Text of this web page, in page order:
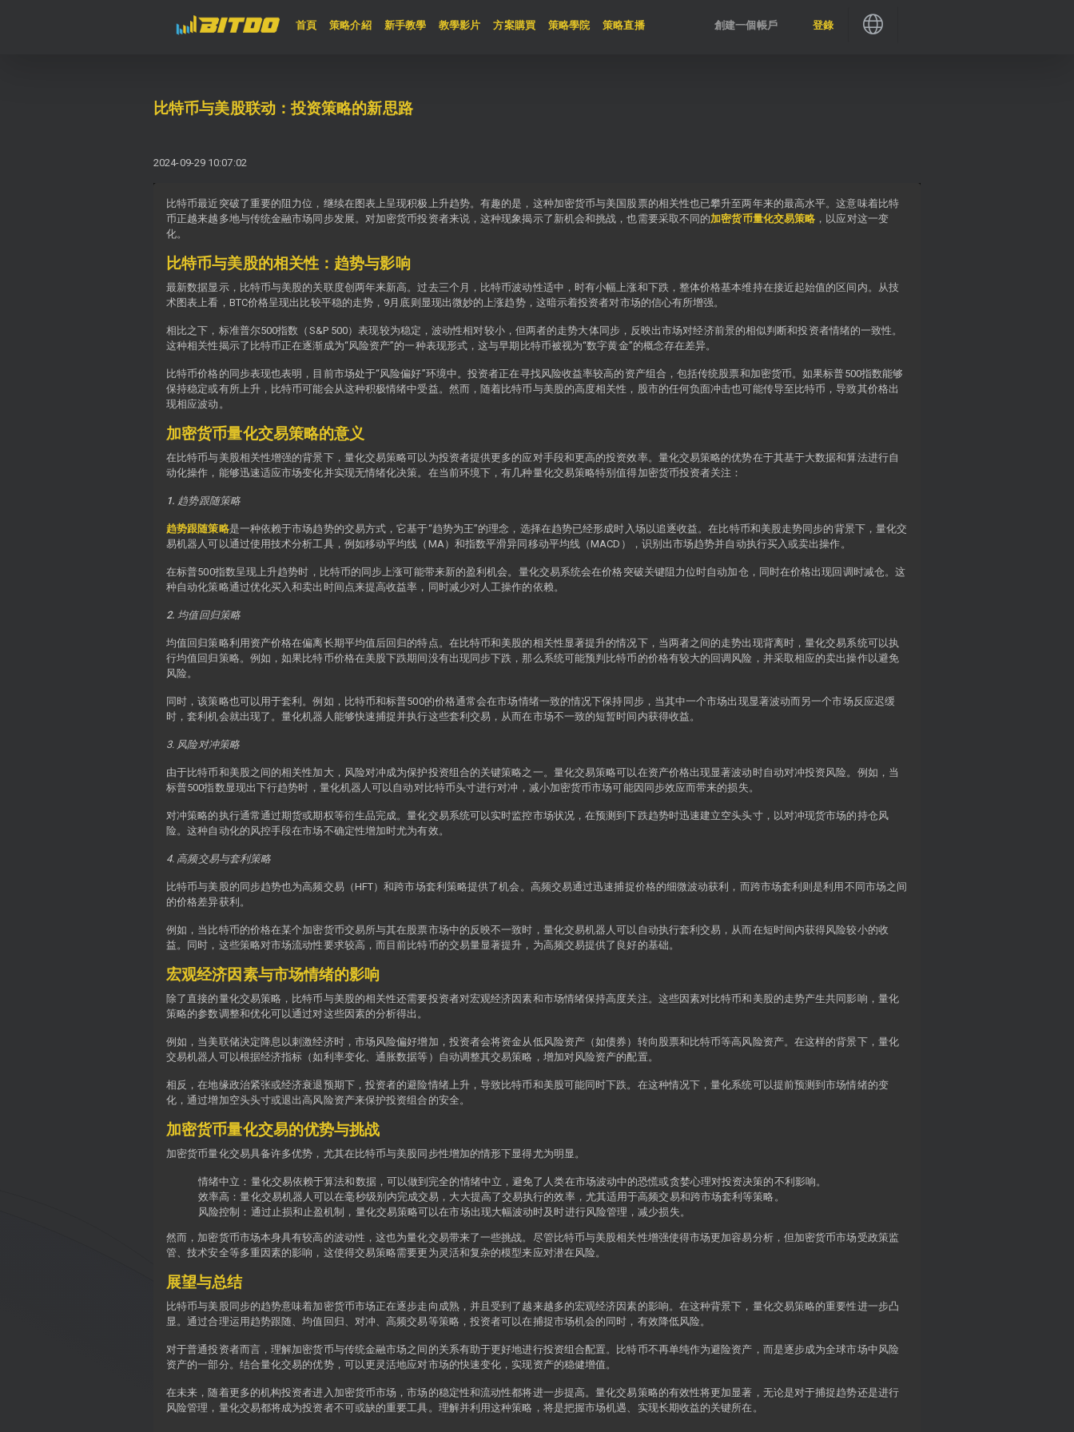
首頁(current)
策略介紹 新手教學 教學影片 方案購買 策略學院 策略直播 創建一個帳戶 登錄
比特币与美股联动：投资策略的新思路
2024-09-29 10:07:02
比特币最近突破了重要的阻力位，继续在图表上呈现积极上升趋势。有趣的是，这种加密货币与美国股票的相关性也已攀升至两年来的最高水平。这意味着比特
币正越来越多地与传统金融市场同步发展。对加密货币投资者来说，这种现象揭示了新机会和挑战，也需要采取不同的加密货币量化交易策略 ，以应对这一变
化。
比特币与美股的相关性：趋势与影响
最新数据显示，比特币与美股的关联度创两年来新高。过去三个月，比特币波动性适中，时有小幅上涨和下跌，整体价格基本维持在接近起始值的区间内。从技
术图表上看，BTC价格呈现出比较平稳的走势，9月底则显现出微妙的上涨趋势，这暗示着投资者对市场的信心有所增强。
相比之下，标准普尔500指数（S&P 500）表现较为稳定，波动性相对较小，但两者的走势大体同步，反映出市场对经济前景的相似判断和投资者情绪的一致性。
这种相关性揭示了比特币正在逐渐成为“风险资产”的一种表现形式，这与早期比特币被视为“数字黄金”的概念存在差异。
比特币价格的同步表现也表明，目前市场处于“风险偏好”环境中。投资者正在寻找风险收益率较高的资产组合，包括传统股票和加密货币。如果标普500指数能够
保持稳定或有所上升，比特币可能会从这种积极情绪中受益。然而，随着比特币与美股的高度相关性，股市的任何负面冲击也可能传导至比特币，导致其价格出
现相应波动。
加密货币量化交易策略的意义
在比特币与美股相关性增强的背景下，量化交易策略可以为投资者提供更多的应对手段和更高的投资效率。量化交易策略的优势在于其基于大数据和算法进行自
动化操作，能够迅速适应市场变化并实现无情绪化决策。在当前环境下，有几种量化交易策略特别值得加密货币投资者关注：
1. 趋势跟随策略
趋势跟随策略是一种依赖于市场趋势的交易方式，它基于“趋势为王”的理念，选择在趋势已经形成时入场以追逐收益。在比特币和美股走势同步的背景下，量化交
易机器人可以通过使用技术分析工具，例如移动平均线（MA）和指数平滑异同移动平均线（MACD），识别出市场趋势并自动执行买入或卖出操作。
在标普500指数呈现上升趋势时，比特币的同步上涨可能带来新的盈利机会。量化交易系统会在价格突破关键阻力位时自动加仓，同时在价格出现回调时减仓。这
种自动化策略通过优化买入和卖出时间点来提高收益率，同时减少对人工操作的依赖。
2. 均值回归策略
均值回归策略利用资产价格在偏离长期平均值后回归的特点。在比特币和美股的相关性显著提升的情况下，当两者之间的走势出现背离时，量化交易系统可以执
行均值回归策略。例如，如果比特币价格在美股下跌期间没有出现同步下跌，那么系统可能预判比特币的价格有较大的回调风险，并采取相应的卖出操作以避免
风险。
同时，该策略也可以用于套利。例如，比特币和标普500的价格通常会在市场情绪一致的情况下保持同步，当其中一个市场出现显著波动而另一个市场反应迟缓
时，套利机会就出现了。量化机器人能够快速捕捉并执行这些套利交易，从而在市场不一致的短暂时间内获得收益。
3. 风险对冲策略
由于比特币和美股之间的相关性加大，风险对冲成为保护投资组合的关键策略之一。量化交易策略可以在资产价格出现显著波动时自动对冲投资风险。例如，当
标普500指数显现出下行趋势时，量化机器人可以自动对比特币头寸进行对冲，减小加密货币市场可能因同步效应而带来的损失。
对冲策略的执行通常通过期货或期权等衍生品完成。量化交易系统可以实时监控市场状况，在预测到下跌趋势时迅速建立空头头寸，以对冲现货市场的持仓风
险。这种自动化的风控手段在市场不确定性增加时尤为有效。
4. 高频交易与套利策略
比特币与美股的同步趋势也为高频交易（HFT）和跨市场套利策略提供了机会。高频交易通过迅速捕捉价格的细微波动获利，而跨市场套利则是利用不同市场之间
的价格差异获利。
例如，当比特币的价格在某个加密货币交易所与其在股票市场中的反映不一致时，量化交易机器人可以自动执行套利交易，从而在短时间内获得风险较小的收
益。同时，这些策略对市场流动性要求较高，而目前比特币的交易量显著提升，为高频交易提供了良好的基础。
宏观经济因素与市场情绪的影响
除了直接的量化交易策略，比特币与美股的相关性还需要投资者对宏观经济因素和市场情绪保持高度关注。这些因素对比特币和美股的走势产生共同影响，量化
策略的参数调整和优化可以通过对这些因素的分析得出。
例如，当美联储决定降息以刺激经济时，市场风险偏好增加，投资者会将资金从低风险资产（如债券）转向股票和比特币等高风险资产。在这样的背景下，量化
交易机器人可以根据经济指标（如利率变化、通胀数据等）自动调整其交易策略，增加对风险资产的配置。
相反，在地缘政治紧张或经济衰退预期下，投资者的避险情绪上升，导致比特币和美股可能同时下跌。在这种情况下，量化系统可以提前预测到市场情绪的变
化，通过增加空头头寸或退出高风险资产来保护投资组合的安全。
加密货币量化交易的优势与挑战
加密货币量化交易具备许多优势，尤其在比特币与美股同步性增加的情形下显得尤为明显。
情绪中立 ：量化交易依赖于算法和数据，可以做到完全的情绪中立，避免了人类在市场波动中的恐慌或贪婪心理对投资决策的不利影响。
效率高 ：量化交易机器人可以在毫秒级别内完成交易，大大提高了交易执行的效率，尤其适用于高频交易和跨市场套利等策略。
风险控制 ：通过止损和止盈机制，量化交易策略可以在市场出现大幅波动时及时进行风险管理，减少损失。
然而，加密货币市场本身具有较高的波动性，这也为量化交易带来了一些挑战。尽管比特币与美股相关性增强使得市场更加容易分析，但加密货币市场受政策监
管、技术安全等多重因素的影响，这使得交易策略需要更为灵活和复杂的模型来应对潜在风险。
展望与总结
比特币与美股同步的趋势意味着加密货币市场正在逐步走向成熟，并且受到了越来越多的宏观经济因素的影响。在这种背景下，量化交易策略的重要性进一步凸
显。通过合理运用趋势跟随、均值回归、对冲、高频交易等策略，投资者可以在捕捉市场机会的同时，有效降低风险。
对于普通投资者而言，理解加密货币与传统金融市场之间的关系有助于更好地进行投资组合配置。比特币不再单纯作为避险资产，而是逐步成为全球市场中风险
资产的一部分。结合量化交易的优势，可以更灵活地应对市场的快速变化，实现资产的稳健增值。
在未来，随着更多的机构投资者进入加密货币市场，市场的稳定性和流动性都将进一步提高。量化交易策略的有效性将更加显著，无论是对于捕捉趋势还是进行
风险管理，量化交易都将成为投资者不可或缺的重要工具。理解并利用这种策略，将是把握市场机遇、实现长期收益的关键所在。